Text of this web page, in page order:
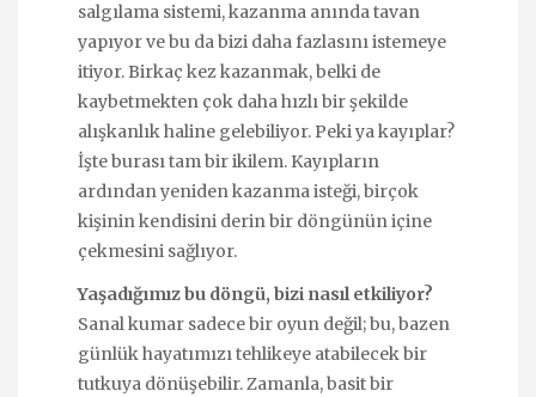
salgılama sistemi, kazanma anında tavan
yapıyor ve bu da bizi daha fazlasını istemeye
itiyor. Birkaç kez kazanmak, belki de
kaybetmekten çok daha hızlı bir şekilde
alışkanlık haline gelebiliyor. Peki ya kayıplar?
İşte burası tam bir ikilem. Kayıpların
ardından yeniden kazanma isteği, birçok
kişinin kendisini derin bir döngünün içine
çekmesini sağlıyor.
Yaşadığımız bu döngü, bizi nasıl etkiliyor?
Sanal kumar sadece bir oyun değil; bu, bazen
günlük hayatımızı tehlikeye atabilecek bir
tutkuya dönüşebilir. Zamanla, basit bir